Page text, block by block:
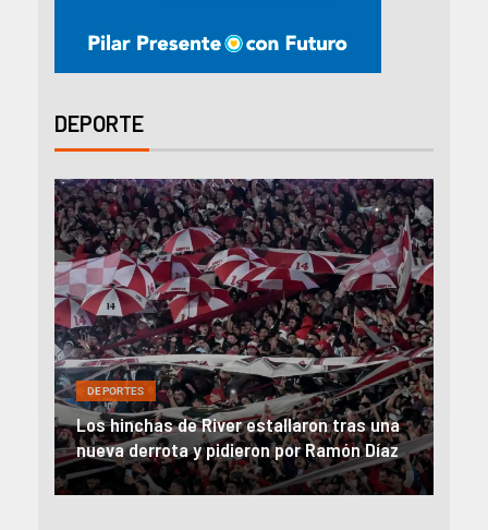
DEPORTE
DEPORTES
River, en caída libre: perdió con Central y
el Monumental explotó